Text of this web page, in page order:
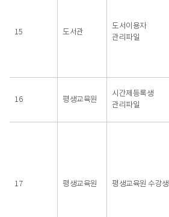
15 도서관
도서이용자
관리파일
16 평생교육원
시간제등록생
관리파일
17 평생교육원 평생교육원 수강생